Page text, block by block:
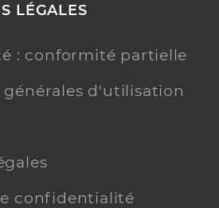
LÉGALES
: conformité partielle
d'utilisation
confidentialité